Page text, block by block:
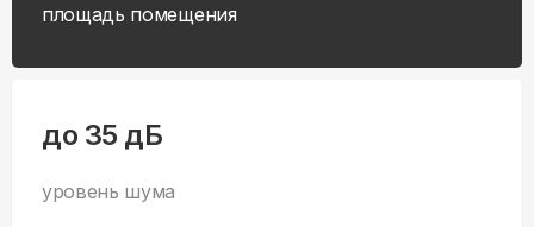
площадь помещения
до 35 дБ
уровень шума